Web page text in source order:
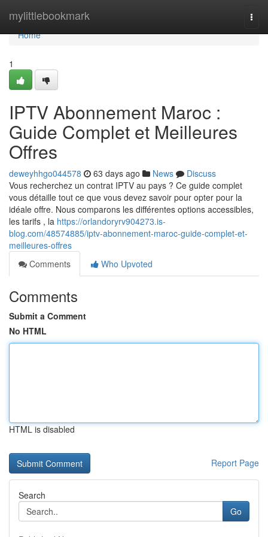
mylittlebookmark
Home
Home
1
IPTV Abonnement Maroc :
Guide Complet et Meilleures
Offres
deweyhhgo044578 63 days ago News
Discuss
Vous recherchez un contrat IPTV au pays ? Ce guide complet
vous détaille tout ce que vous devez savoir pour opter pour la
idéale offre. Nous comparons les différentes options accessibles,
les tarifs , la https://orlandoryrv904273.is-
blog.com/48574885/iptv-abonnement-maroc-guide-complet-et-
meilleures-offres
Comments
Who Upvoted
Comments
Submit a Comment
No HTML
HTML is disabled
Report Page
Search
Go